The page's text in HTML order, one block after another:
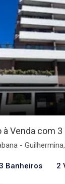
Venda com 3
-
3 Banheiros 2